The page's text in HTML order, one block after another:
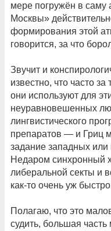
мере погружён в саму
Москвы»
формирования этой
говорится, за что
Звучит и
известно, что часто
они используют для
неуравновешенных
лингвистического
препаратов — и Гриц
задание западных или
Недаром синхронный
либеральной секты и
как-то очень уж
Полагаю, что это
судить, большая часть